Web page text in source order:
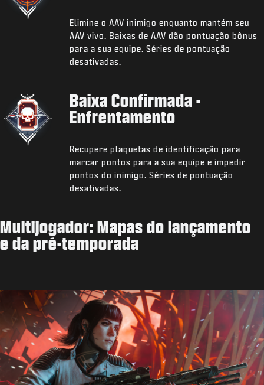
Elimine o AAV inimigo enquanto mantém seu
AAV vivo. Baixas de AAV dão pontuação bônus
para a sua equipe. Séries de pontuação
desativadas.
Baixa Confirmada -
Enfrentamento
Recupere plaquetas de identificação para
marcar pontos para a sua equipe e impedir
pontos do inimigo. Séries de pontuação
desativadas.
Multijogador: Mapas do lançamento
e da pré-temporada